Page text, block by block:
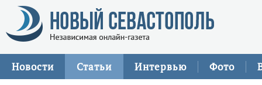
Новости Статьи Интервью Фото